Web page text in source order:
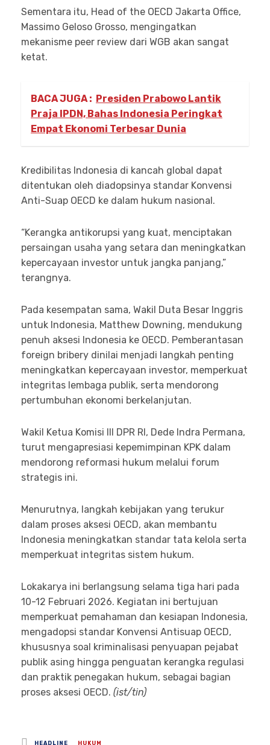
Sementara itu, Head of the OECD Jakarta Office,
Massimo Geloso Grosso, mengingatkan
mekanisme peer review dari WGB akan sangat
ketat.
BACA JUGA : Presiden Prabowo Lantik
Praja IPDN, Bahas Indonesia Peringkat
Empat Ekonomi Terbesar Dunia
Kredibilitas Indonesia di kancah global dapat
ditentukan oleh diadopsinya standar Konvensi
Anti-Suap OECD ke dalam hukum nasional.
“Kerangka antikorupsi yang kuat, menciptakan
persaingan usaha yang setara dan meningkatkan
kepercayaan investor untuk jangka panjang,”
terangnya.
Pada kesempatan sama, Wakil Duta Besar Inggris
untuk Indonesia, Matthew Downing, mendukung
penuh aksesi Indonesia ke OECD. Pemberantasan
foreign bribery dinilai menjadi langkah penting
meningkatkan kepercayaan investor, memperkuat
integritas lembaga publik, serta mendorong
pertumbuhan ekonomi berkelanjutan.
Wakil Ketua Komisi III DPR RI, Dede Indra Permana,
turut mengapresiasi kepemimpinan KPK dalam
mendorong reformasi hukum melalui forum
strategis ini.
Menurutnya, langkah kebijakan yang terukur
dalam proses aksesi OECD, akan membantu
Indonesia meningkatkan standar tata kelola serta
memperkuat integritas sistem hukum.
Lokakarya ini berlangsung selama tiga hari pada
10-12 Februari 2026. Kegiatan ini bertujuan
memperkuat pemahaman dan kesiapan Indonesia,
mengadopsi standar Konvensi Antisuap OECD,
khususnya soal kriminalisasi penyuapan pejabat
publik asing hingga penguatan kerangka regulasi
dan praktik penegakan hukum, sebagai bagian
proses aksesi OECD. (ist/tin)
Posted
HEADLINE HUKUM